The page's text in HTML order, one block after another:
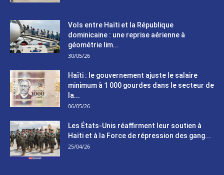
Vols entre Haïti et la République
dominicaine : une reprise aérienne à
géométrie lim...
30/05/26
Haïti : le gouvernement ajuste le salaire
minimum à 1 000 gourdes dans le secteur de
la...
06/05/26
Les États-Unis réaffirment leur soutien à
Haïti et à la Force de répression des gang...
25/04/26